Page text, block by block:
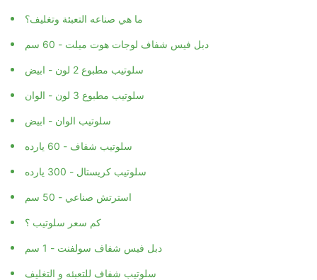
ما هي صناعه التعبئة وتغليف؟
دبل فيس شفاف لوجات هوت ميلت - 60 سم
سلوتيب مطبوع 2 لون - ابيض
سلوتيب مطبوع 3 لون - الوان
سلوتيب الوان - ابيض
سلوتيب شفاف - 60 يارده
سلوتيب كريستال - 300 يارده
استرتش صناعي - 50 سم
كم سعر سلوتيب ؟
دبل فيس شفاف سولفنت - 1 سم
سلوتيب شفاف للتعبئه و التغليف